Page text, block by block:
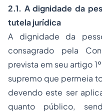
2.1. A dignidade da
tutela jurídica
A dignidade da
consagrado pela
prevista em seu artigo
supremo que permeia
devendo este ser
quanto público,